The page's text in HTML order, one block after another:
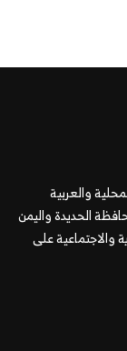
والعربية
الحديدة واليمن
والاجتماعية على